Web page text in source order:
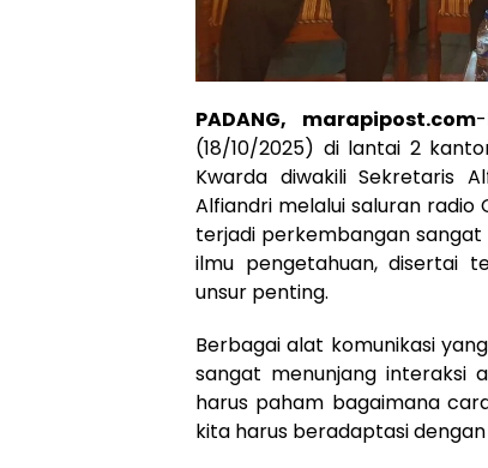
PADANG, marapipost.com
(18/10/2025) di lantai 2
Kwarda diwakili Sekretaris
Alfiandri melalui saluran radio
terjadi perkembangan
ilmu pengetahuan, disertai
unsur penting.
Berbagai alat komunikasi
sangat menunjang interaksi
harus paham bagaimana
kita harus beradaptasi